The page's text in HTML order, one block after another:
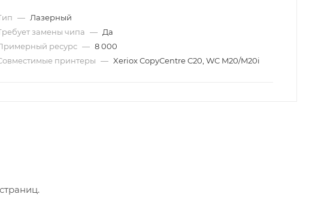
— Лазерный
замены чипа — Да
ресурс — 8 000
принтеры — Xeriox CopyCentre C20, WC M20/M20i